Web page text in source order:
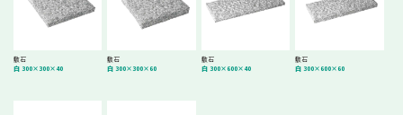
敷石
白 300×300×40
敷石
白 300×300×60
敷石
白 300×600×40
敷石
白 300×600×60